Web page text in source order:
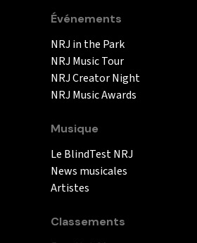
Événements
NRJ in the Park
NRJ Music Tour
NRJ Creator Night
NRJ Music Awards
Musique
Le BlindTest NRJ
News musicales
Artistes
Classements